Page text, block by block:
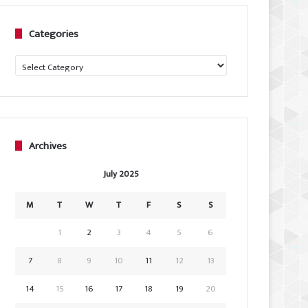
Categories
Categories
Archives
July 2025
M T W T F S
S
1
2 3 4 5
6
7
8 9 10 11 12
13
14
15 16 17 18 19 20